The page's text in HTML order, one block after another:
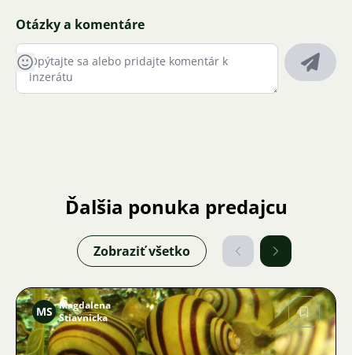
Otázky a komentáre
Ďalšia ponuka predajcu
Zobraziť všetko
MS Magdalena
Stiavnicka